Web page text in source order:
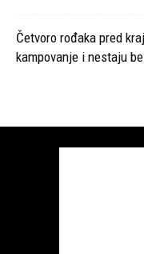
Četvoro rođaka pred
kampovanje i nestaju